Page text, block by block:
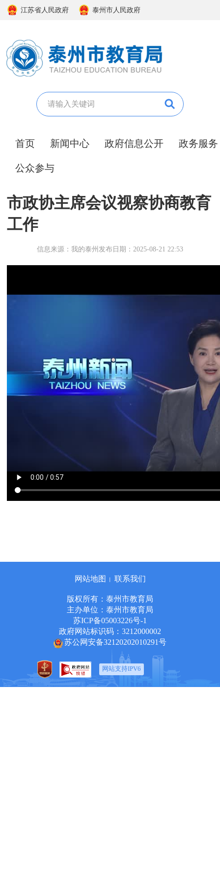
江苏省人民政府 泰州市人民政府
首页 新闻中心 政府信息公开 政务服务
公众参与
市政协主席会议视察协商教育
工作
信息来源：我的泰州 发布日期：2025-08-21 22:53
网站地图 联系我们
版权所有：泰州市教育局
主办单位：泰州市教育局
苏ICP备05003226号-1
政府网站标识码：3212000002
苏公网安备32120202010291号
网站支持IPV6